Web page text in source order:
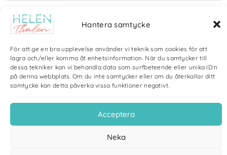
Hantera samtycke
För att ge en bra upplevelse använder vi teknik som cookies för att
lagra och/eller komma åt enhetsinformation. När du samtycker till
dessa tekniker kan vi behandla data som surfbeteende eller unika ID:n
på denna webbplats. Om du inte samtycker eller om du återkallar ditt
samtycke kan detta påverka vissa funktioner negativt.
Acceptera
Neka
Copyright Helen Thalen 2026 – All rights reserved. |